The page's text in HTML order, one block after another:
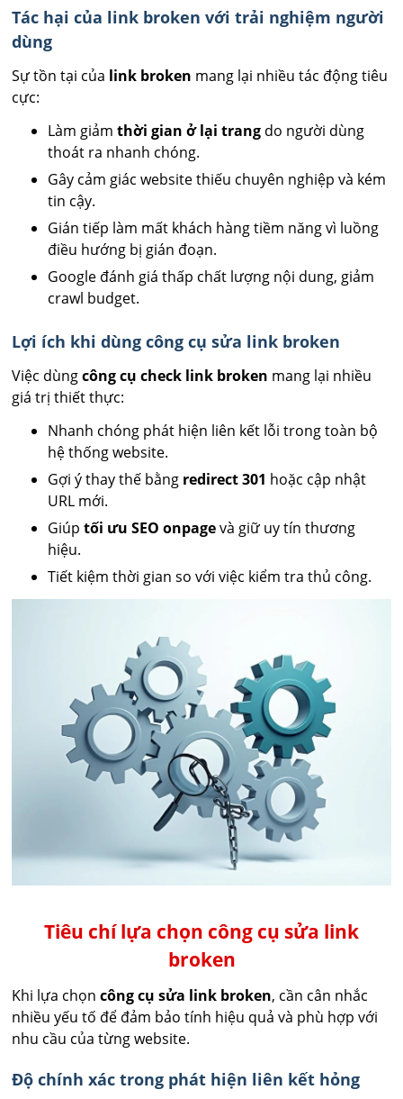
Tác hại của link broken với trải nghiệm người
dùng
Sự tồn tại của link broken mang lại nhiều tác động tiêu
cực:
Làm giảmthời gian ở lại trang do người dùng
thoát ra nhanh chóng.
Gây cảm giác website thiếu chuyên nghiệp và kém
tin cậy.
Gián tiếp làm mất khách hàng tiềm năng vì luồng
điều hướng bị gián đoạn.
Google đánh giá thấp chất lượng nội dung, giảm
crawl budget.
Lợi ích khi dùng công cụ sửa link broken
Việc dùngcông cụ check link broken mang lại nhiều
giá trị thiết thực:
Nhanh chóng phát hiện liên kết lỗi trong toàn bộ
hệ thống website.
Gợi ý thay thế bằng redirect 301 hoặc cập nhật
URL mới.
Giúptối ưu SEO onpagevà giữ uy tín thương
hiệu.
Tiết kiệm thời gian so với việc kiểm tra thủ công.
Tiêu chí lựa chọn công cụ sửa link
broken
Khi lựa chọncông cụ sửa link broken, cần cân nhắc
nhiều yếu tố để đảm bảo tính hiệu quả và phù hợp với
nhu cầu của từng website.
Độ chính xác trong phát hiện liên kết hỏng